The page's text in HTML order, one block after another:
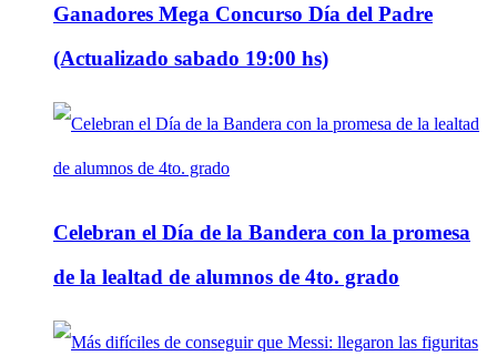
Ganadores Mega Concurso Día del Padre
(Actualizado sabado 19:00 hs)
Celebran el Día de la Bandera con la promesa
de la lealtad de alumnos de 4to. grado